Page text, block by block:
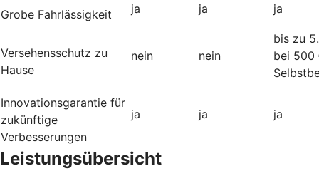
Grobe Fahrlässigkeit ja ja ja
Versehensschutz zu
Hause
nein nein
bis zu
bei 500
Innovationsgarantie für
zukünftige
Verbesserungen
ja ja ja
Leistungsübersicht